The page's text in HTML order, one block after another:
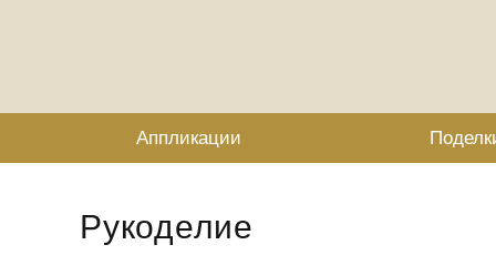
Аппликации
Рукоделие